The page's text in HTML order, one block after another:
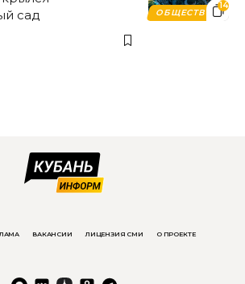
14
ОБЩЕСТВО
сад
ВАКАНСИИ ЛИЦЕНЗИЯ СМИ О ПРОЕКТЕ